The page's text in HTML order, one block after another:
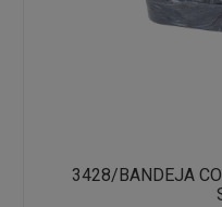
3428/BANDEJA